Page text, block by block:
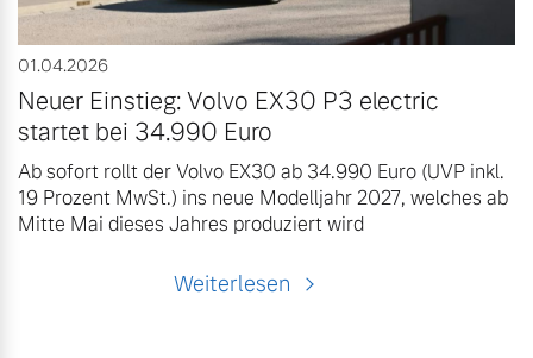
01.04.2026
Neuer Einstieg: Volvo EX30 P3 electric
startet bei 34.990 Euro
Ab sofort rollt der Volvo EX30 ab 34.990 Euro (UVP inkl.
19 Prozent MwSt.) ins neue Modelljahr 2027, welches ab
Mitte Mai dieses Jahres produziert wird
Weiterlesen